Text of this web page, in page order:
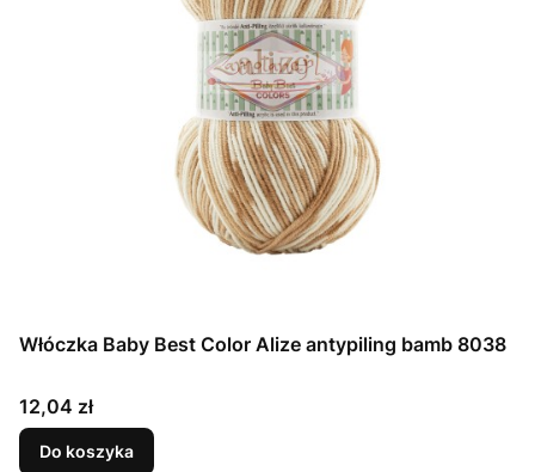
Włóczka Baby Best Color Alize antypiling bamb 8038
Cena
12,04 zł
Do koszyka